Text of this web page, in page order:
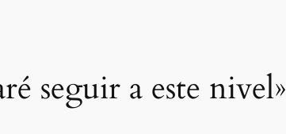
seguir a este nivel»